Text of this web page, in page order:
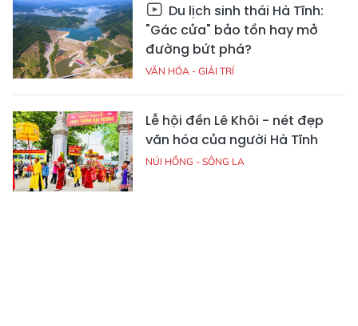
Du lịch sinh thái Hà Tĩnh:
"Gác cửa" bảo tồn hay mở
đường bứt phá?
VĂN HÓA - GIẢI TRÍ
Lễ hội đền Lê Khôi - nét đẹp
văn hóa của người Hà Tĩnh
NÚI HỒNG - SÔNG LA